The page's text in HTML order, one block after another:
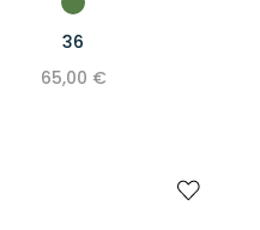
36
65,00 €